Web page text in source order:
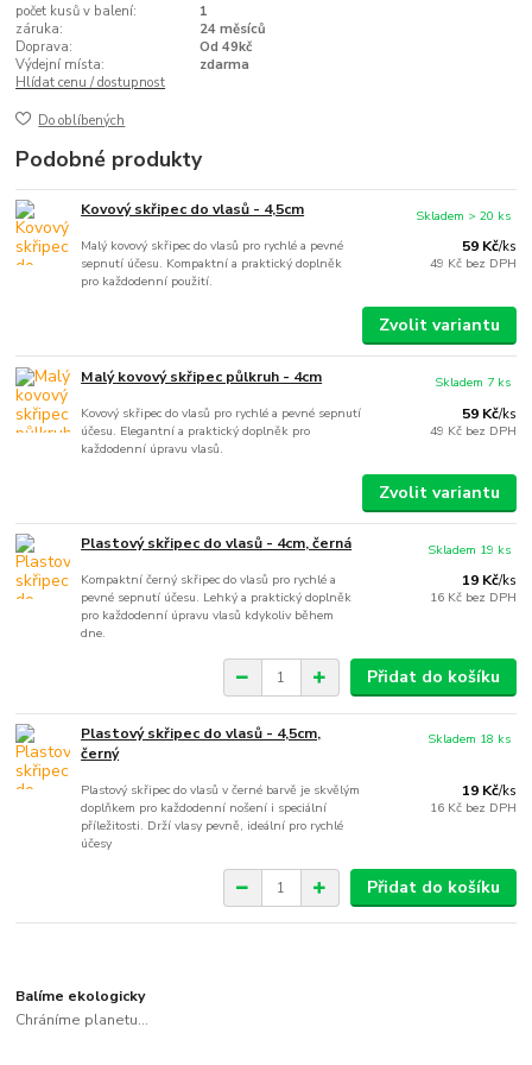
počet kusů v balení:
1
záruka:
24 měsíců
Doprava:
Od 49kč
Výdejní místa:
zdarma
Hlídat cenu / dostupnost
Do oblíbených
Podobné produkty
Kovový skřipec do vlasů - 4,5cm
Malý kovový skřipec do vlasů pro rychlé a pevné
sepnutí účesu. Kompaktní a praktický doplněk
pro každodenní použití.
59 Kč/ks
49 Kč bez DPH
Skladem > 20 ks
Zvolit variantu
Malý kovový skřipec půlkruh - 4cm
Kovový skřipec do vlasů pro rychlé a pevné sepnutí
účesu. Elegantní a praktický doplněk pro
každodenní úpravu vlasů.
59 Kč/ks
49 Kč bez DPH
Skladem 7 ks
Zvolit variantu
Plastový skřipec do vlasů - 4cm, černá
Kompaktní černý skřipec do vlasů pro rychlé a
pevné sepnutí účesu. Lehký a praktický doplněk
pro každodenní úpravu vlasů kdykoliv během
dne.
19 Kč/ks
16 Kč bez DPH
Skladem 19 ks
Přidat do košíku
Plastový skřipec do vlasů - 4,5cm,
černý
Plastový skřipec do vlasů v černé barvě je skvělým
doplňkem pro každodenní nošení i speciální
příležitosti. Drží vlasy pevně, ideální pro rychlé
účesy
19 Kč/ks
16 Kč bez DPH
Skladem 18 ks
Přidat do košíku
Balíme ekologicky
Chráníme planetu...